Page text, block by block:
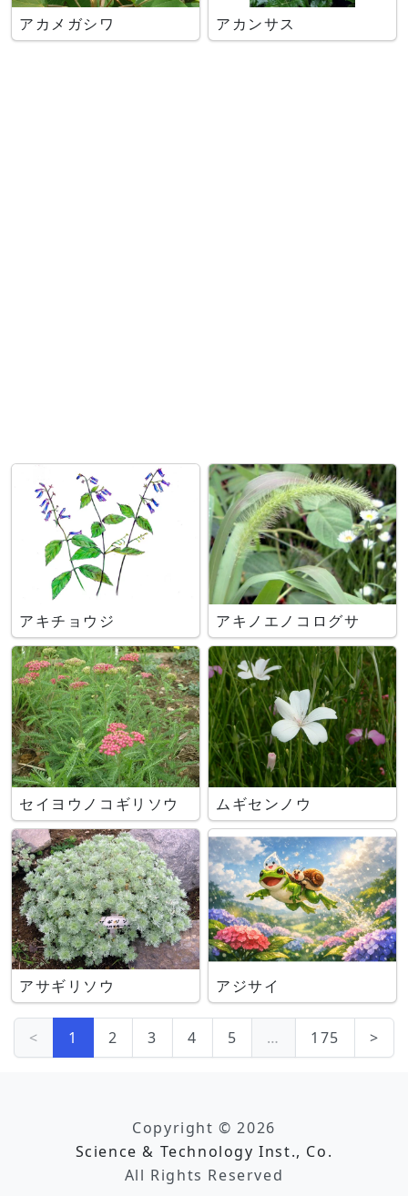
アカメガシワ アカンサス
アキチョウジ アキノエノコログサ
セイヨウノコギリソウ ムギセンノウ
アサギリソウ アジサイ
< 1 2 3 4 5 … 175 >
Copyright © 2026
Science & Technology Inst., Co.
All Rights Reserved